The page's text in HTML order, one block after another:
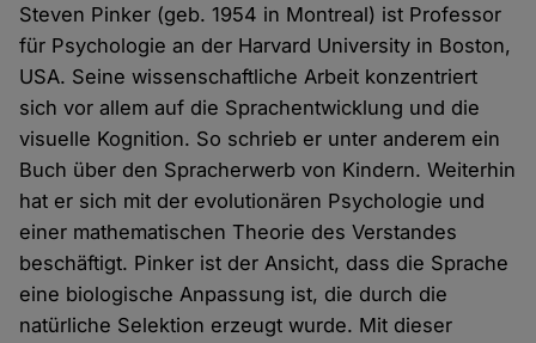
Steven Pinker (geb. 1954 in Montreal) ist Professor
für Psychologie an der Harvard University in Boston,
USA. Seine wissenschaftliche Arbeit konzentriert
sich vor allem auf die Sprachentwicklung und die
visuelle Kognition. So schrieb er unter anderem ein
Buch über den Spracherwerb von Kindern. Weiterhin
hat er sich mit der evolutionären Psychologie und
einer mathematischen Theorie des Verstandes
beschäftigt. Pinker ist der Ansicht, dass die Sprache
eine biologische Anpassung ist, die durch die
natürliche Selektion erzeugt wurde. Mit dieser